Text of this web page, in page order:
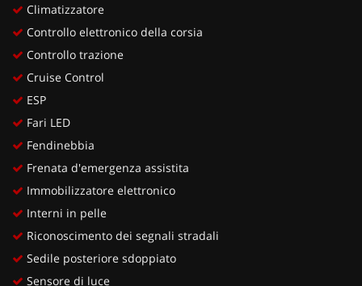
Climatizzatore
Controllo elettronico della corsia
Controllo trazione
Cruise Control
ESP
Fari LED
Fendinebbia
Frenata d'emergenza assistita
Immobilizzatore elettronico
Interni in pelle
Riconoscimento dei segnali stradali
Sedile posteriore sdoppiato
Sensore di luce